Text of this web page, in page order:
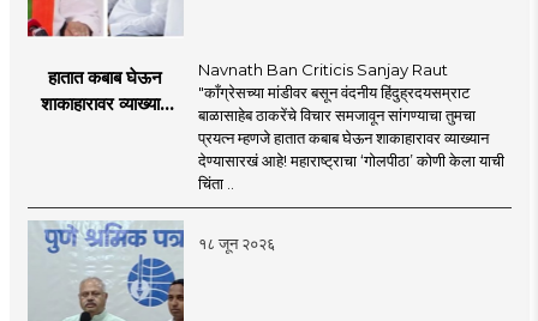
हातात कबाब घेऊन
शाकाहारावर व्याख्यान
Navnath Ban Criticis Sanjay Raut
"काँग्रेसच्या मांडीवर बसून वंदनीय हिंदुह्रदयसम्राट
बाळासाहेब ठाकरेंचे विचार समजावून सांगण्याचा तुमचा
प्रयत्न म्हणजे हातात कबाब घेऊन शाकाहारावर व्याख्यान
देण्यासारखं आहे! महाराष्ट्राचा ‘गोलपीठा’ कोणी केला याची
चिंता ..
१८ जून २०२६